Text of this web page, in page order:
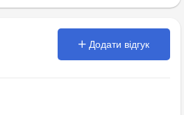
Додати відгук